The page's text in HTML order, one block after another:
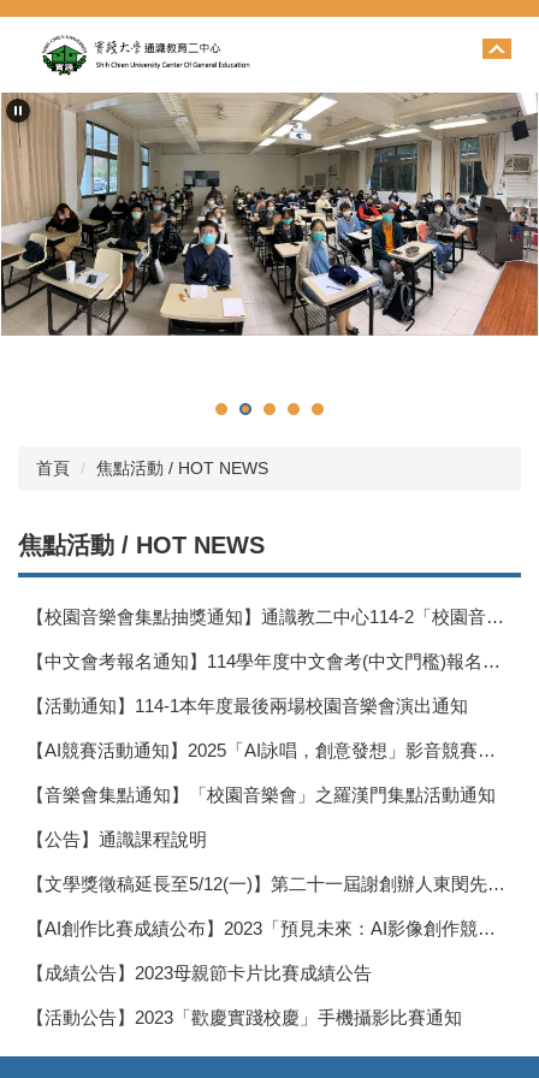
跳
要
內
容
首頁 焦點活動 / HOT NEWS
焦點活動 / HOT NEWS
【校園音樂會集點抽獎通知】通識教二中心114-2「校園音樂會」活動通知
【中文會考報名通知】114學年度中文會考(中文門檻)報名通知(高雄)
【活動通知】114-1本年度最後兩場校園音樂會演出通知
【AI競賽活動通知】2025「AI詠唱，創意發想」影音競賽公告
【音樂會集點通知】「校園音樂會」之羅漢門集點活動通知
【公告】通識課程說明
【文學獎徵稿延長至5/12(一)】第二十一屆謝創辦人東閔先生紀念文學獎徵稿通知
【AI創作比賽成績公布】2023「預見未來：AI影像創作競賽」成績公布
【成績公告】2023母親節卡片比賽成績公告
【活動公告】2023「歡慶實踐校慶」手機攝影比賽通知